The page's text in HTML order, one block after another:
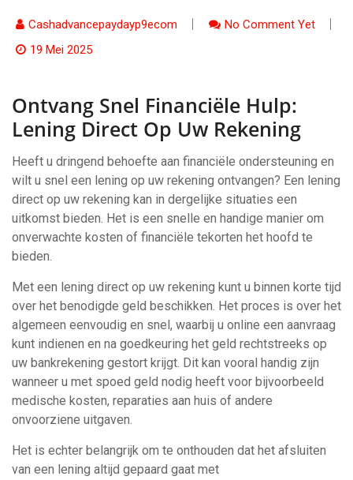
Cashadvancepaydayp9ecom
No Comment Yet
19 Mei 2025
Ontvang Snel Financiële Hulp:
Lening Direct Op Uw Rekening
Heeft u dringend behoefte aan financiële ondersteuning en
wilt u snel een lening op uw rekening ontvangen? Een lening
direct op uw rekening kan in dergelijke situaties een
uitkomst bieden. Het is een snelle en handige manier om
onverwachte kosten of financiële tekorten het hoofd te
bieden.
Met een lening direct op uw rekening kunt u binnen korte tijd
over het benodigde geld beschikken. Het proces is over het
algemeen eenvoudig en snel, waarbij u online een aanvraag
kunt indienen en na goedkeuring het geld rechtstreeks op
uw bankrekening gestort krijgt. Dit kan vooral handig zijn
wanneer u met spoed geld nodig heeft voor bijvoorbeeld
medische kosten, reparaties aan huis of andere
onvoorziene uitgaven.
Het is echter belangrijk om te onthouden dat het afsluiten
van een lening altijd gepaard gaat met